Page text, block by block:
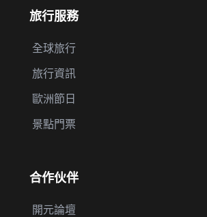
旅行服務
全球旅行
旅行資訊
歐洲節日
景點門票
合作伙伴
開元論壇